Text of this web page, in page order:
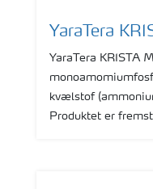
YaraTera
YaraTera KRISTA
kvælstof
Produktet er